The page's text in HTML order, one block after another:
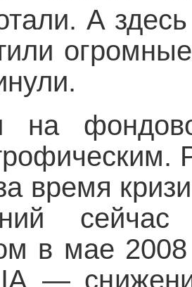
А
на
время
в мае
—